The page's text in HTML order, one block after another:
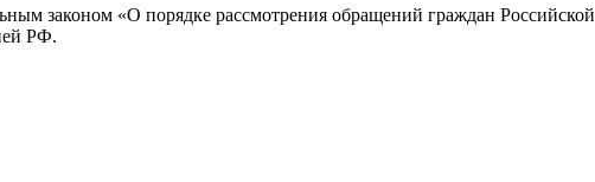
законом «О порядке рассмотрения обращений граждан Российской
РФ.